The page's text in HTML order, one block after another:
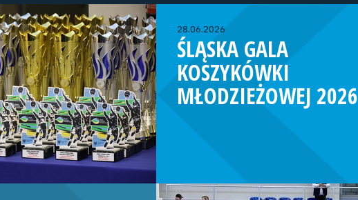
28.06.2026
ŚLĄSKA GALA
KOSZYKÓWKI
MŁODZIEŻOWEJ 2026